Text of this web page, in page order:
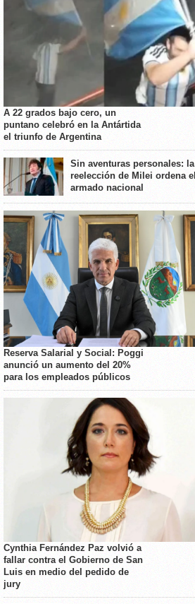
A 22 grados bajo cero, un
puntano celebró en la Antártida
el triunfo de Argentina
Sin aventuras personales: la
reelección de Milei ordena el
armado nacional
Reserva Salarial y Social: Poggi
anunció un aumento del 20%
para los empleados públicos
Cynthia Fernández Paz volvió a
fallar contra el Gobierno de San
Luis en medio del pedido de
jury